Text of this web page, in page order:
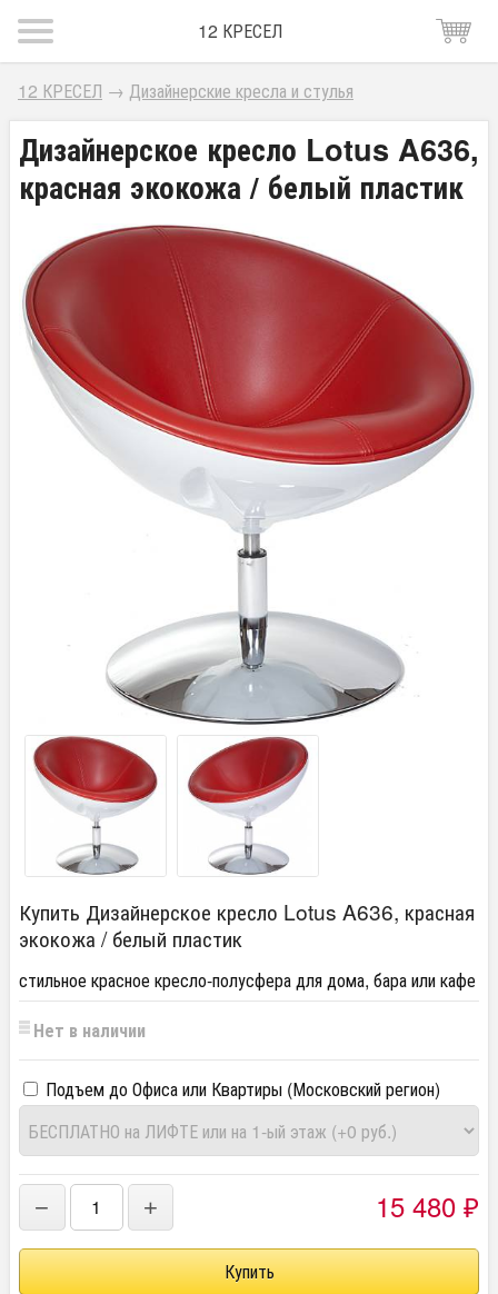
12 КРЕСЕЛ
12 КРЕСЕЛ → Дизайнерские кресла и стулья
Дизайнерское кресло Lotus A636,
красная экокожа / белый пластик
Купить Дизайнерское кресло Lotus A636, красная
экокожа / белый пластик
стильное красное кресло-полусфера для дома, бара или кафе
Нет в наличии
Подъем до Офиса или Квартиры (Московский регион)
− + 15 480 ₽